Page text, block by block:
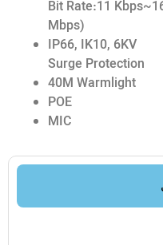
Bit Rate:11
Mbps)
IP66, IK10, 6KV
Surge Protection
40M Warmlight
POE
MIC